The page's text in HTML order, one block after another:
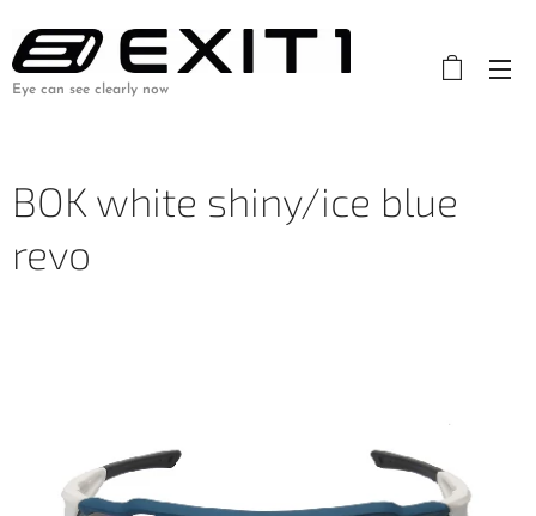
Eye can see clearly now
BOK white shiny/ice blue
revo